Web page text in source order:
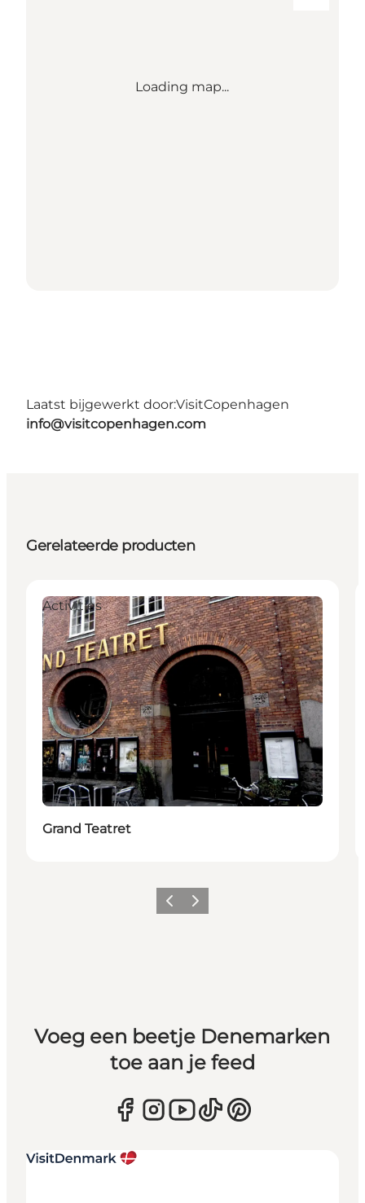
Loading map...
Laatst bijgewerkt door:VisitCopenhagen
info@visitcopenhagen.com
Gerelateerde producten
Activities
Grand Teatret
Vorige Volgende
Voeg een beetje Denemarken
toe aan je feed